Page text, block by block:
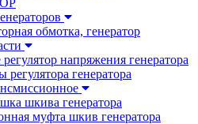
обмотка, генератор
регулятор напряжения генератора
регулятора генератора
шкива генератора
муфта шкив генератора